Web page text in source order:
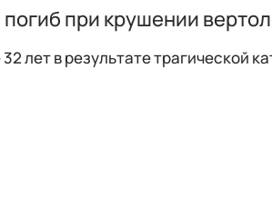
при крушении
лет в результате трагической